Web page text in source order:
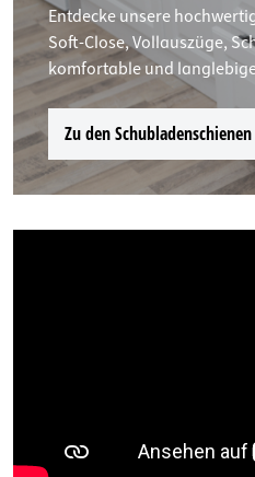
Entdecke unsere
Soft-Close, Vollauszüge,
komfortable und
Zu den Schubladenschienen